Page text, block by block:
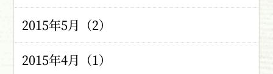
2015年5月（2）
2015年4月（1）